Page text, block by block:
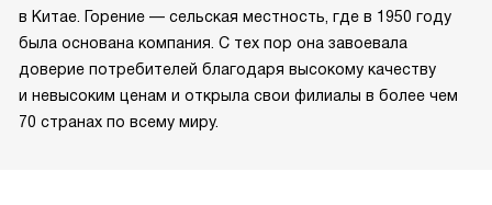
в Китае. Горение — сельская местность, где в 1950 году
была основана компания. С тех пор она завоевала
доверие потребителей благодаря высокому качеству
и невысоким ценам и открыла свои филиалы в более чем
70 странах по всему миру.